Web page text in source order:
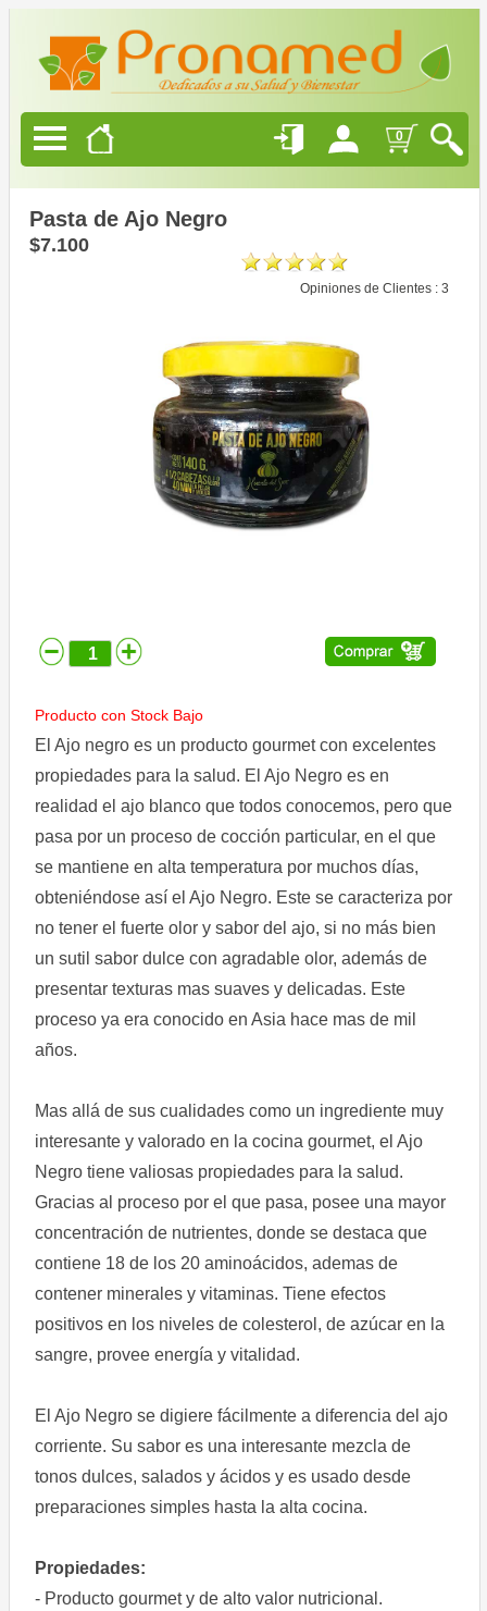
0
Productos
Naturales
Alimentación
Saludable
Natural
Ubicación
Aviso
privacidad
Pasta de Ajo Negro
$7.100
Opiniones de Clientes : 3
Producto con Stock Bajo
El Ajo negro es un producto gourmet con excelentes
propiedades para la salud. El Ajo Negro es en
realidad el ajo blanco que todos conocemos, pero que
pasa por un proceso de cocción particular, en el que
se mantiene en alta temperatura por muchos días,
obteniéndose así el Ajo Negro. Este se caracteriza por
no tener el fuerte olor y sabor del ajo, si no más bien
un sutil sabor dulce con agradable olor, además de
presentar texturas mas suaves y delicadas. Este
proceso ya era conocido en Asia hace mas de mil
años.
Mas allá de sus cualidades como un ingrediente muy
interesante y valorado en la cocina gourmet, el Ajo
Negro tiene valiosas propiedades para la salud.
Gracias al proceso por el que pasa, posee una mayor
concentración de nutrientes, donde se destaca que
contiene 18 de los 20 aminoácidos, ademas de
contener minerales y vitaminas. Tiene efectos
positivos en los niveles de colesterol, de azúcar en la
sangre, provee energía y vitalidad.
El Ajo Negro se digiere fácilmente a diferencia del ajo
corriente. Su sabor es una interesante mezcla de
tonos dulces, salados y ácidos y es usado desde
preparaciones simples hasta la alta cocina.
Propiedades:
- Producto gourmet y de alto valor nutricional.